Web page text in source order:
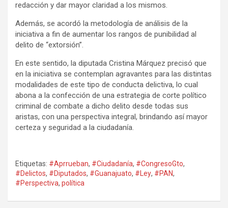
redacción y dar mayor claridad a los mismos.
Además, se acordó la metodología de análisis de la
iniciativa a fin de aumentar los rangos de punibilidad al
delito de “extorsión”.
En este sentido, la diputada Cristina Márquez precisó que
en la iniciativa se contemplan agravantes para las distintas
modalidades de este tipo de conducta delictiva, lo cual
abona a la confección de una estrategia de corte político
criminal de combate a dicho delito desde todas sus
aristas, con una perspectiva integral, brindando así mayor
certeza y seguridad a la ciudadanía.
Etiquetas: #Aprrueban, #Ciudadanía, #CongresoGto,
#Delictos, #Diputados, #Guanajuato, #Ley, #PAN,
#Perspectiva, política